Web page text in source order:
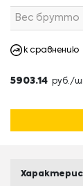
Вес брутто
к сравнению
5903.14 руб./